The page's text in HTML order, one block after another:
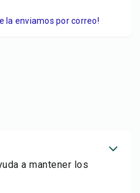
la enviamos por correo!
a mantener los